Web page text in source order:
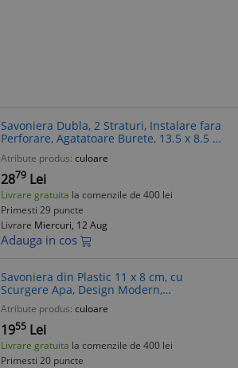
Savoniera Dubla, 2 Straturi, Instalare fara
Perforare, Agatatoare Burete, 13.5 x 8.5 x
6 cm, Bej
Atribute produs: culoare
2879 Lei
Livrare gratuita la comenzile de 400 lei
Primesti 29 puncte
Livrare Miercuri, 12 Aug
Adauga in cos
Savoniera din Plastic 11 x 8 cm, cu
Scurgere Apa, Design Modern,
Transparent
Atribute produs: culoare
1955 Lei
Livrare gratuita la comenzile de 400 lei
Primesti 20 puncte